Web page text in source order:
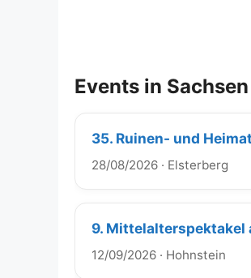
Events in Sachsen
35. Ruinen- und
28/08/2026 · Elsterberg
9. Mittelalterspektakel
12/09/2026 · Hohnstein